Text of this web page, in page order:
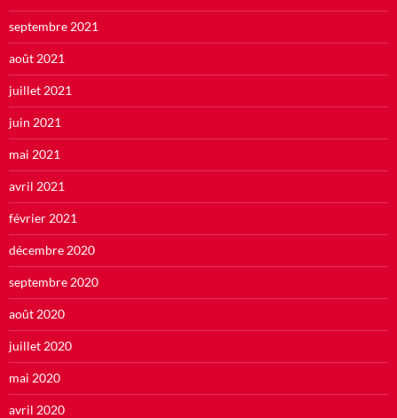
septembre 2021
août 2021
juillet 2021
juin 2021
mai 2021
avril 2021
février 2021
décembre 2020
septembre 2020
août 2020
juillet 2020
mai 2020
avril 2020